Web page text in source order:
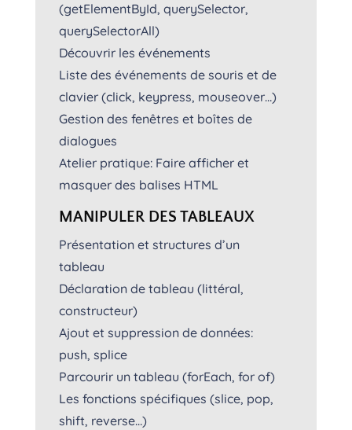
(getElementById, querySelector,
querySelectorAll)
Découvrir les événements
Liste des événements de souris et de
clavier (click, keypress, mouseover…)
Gestion des fenêtres et boîtes de
dialogues
Atelier pratique: Faire afficher et
masquer des balises HTML
MANIPULER DES TABLEAUX
Présentation et structures d’un
tableau
Déclaration de tableau (littéral,
constructeur)
Ajout et suppression de données:
push, splice
Parcourir un tableau (forEach, for of)
Les fonctions spécifiques (slice, pop,
shift, reverse…)